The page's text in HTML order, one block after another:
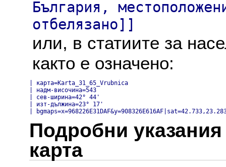
България,
отбелязано]]
или, в статиите за
както е означено:
| карта=Karta_31_65_Vrubnica
| надм-височина=543
| сев-ширина=42° 44'
| изт-дължина=23° 17'
|
Подробни
карта